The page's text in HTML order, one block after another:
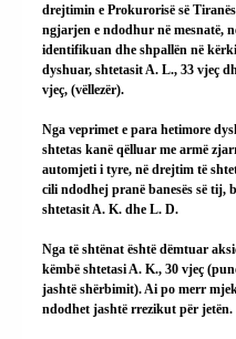
drejtimin e Prokurorisë së
ngjarjen e ndodhur në mesnatë,
identifikuan dhe shpallën në
dyshuar, shtetasit A. L., 33 vjeç
vjeç, (vëllezër).
Nga veprimet e para hetimore
shtetas kanë qëlluar me armë
automjeti i tyre, në drejtim të
cili ndodhej pranë banesës së tij,
shtetasit A. K. dhe L. D.
Nga të shtënat është dëmtuar
këmbë shtetasi A. K., 30 vjeç
jashtë shërbimit). Ai po merr
ndodhet jashtë rrezikut për jetën.